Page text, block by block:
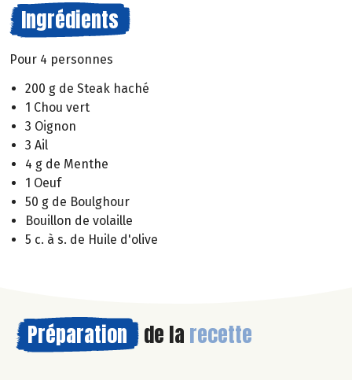
Ingrédients
Pour 4 personnes
200 g de Steak haché
1 Chou vert
3 Oignon
3 Ail
4 g de Menthe
1 Oeuf
50 g de Boulghour
Bouillon de volaille
5 c. à s. de Huile d'olive
Préparation de la recette